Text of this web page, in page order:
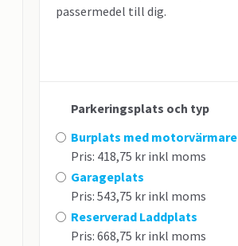
passermedel till dig.
Parkeringsplats och typ
Burplats med motorvärmare
Pris: 418,75 kr inkl moms
Garageplats
Pris: 543,75 kr inkl moms
Reserverad Laddplats
Pris: 668,75 kr inkl moms